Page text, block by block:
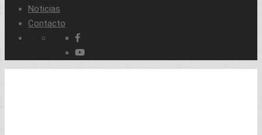
Noticias
Contacto